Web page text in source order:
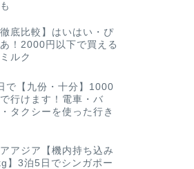
徹底比較】はいはい・ぴ
！2000円以下で買える
ルク
で【九份・十分】1000
行けます！電車・バ
タクシーを使った行き
アジア【機内持ち込み
】3泊5日でシンガポー